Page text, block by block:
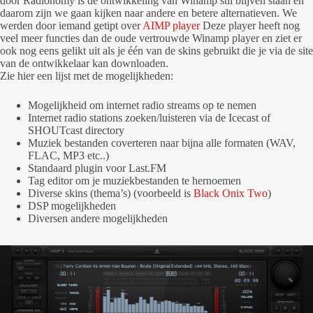
daarom zijn we gaan kijken naar andere en betere alternatieven. We
werden door iemand getipt overAIMP playerDeze player heeft nog
veel meer functies dan de oude vertrouwde Winamp player en ziet er
ook nog eens gelikt uit als je één van de skins gebruikt die je via de site
van de ontwikkelaar kan downloaden.
Zie hier een lijst met de mogelijkheden:
Mogelijkheid om internet radio streams op te nemen
Internet radio stations zoeken/luisteren via de Icecast of
SHOUTcast directory
Muziek bestanden coverteren naar bijna alle formaten (WAV,
FLAC, MP3 etc..)
Standaard plugin voor Last.FM
Tag editor om je muziekbestanden te hernoemen
Diverse skins (thema’s) (voorbeeld is Black Onix Two)
DSP mogelijkheden
Diversen andere mogelijkheden